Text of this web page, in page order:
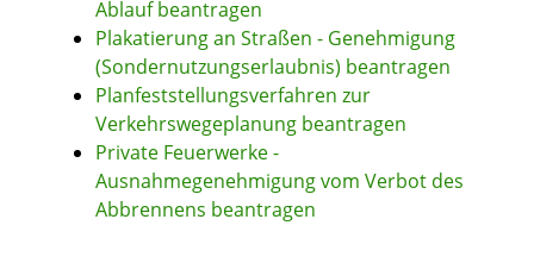
Ablauf beantragen
Plakatierung an Straßen - Genehmigung
(Sondernutzungserlaubnis) beantragen
Planfeststellungsverfahren zur
Verkehrswegeplanung beantragen
Private Feuerwerke -
Ausnahmegenehmigung vom Verbot des
Abbrennens beantragen